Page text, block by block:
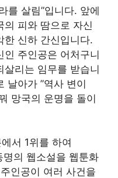
를 살림”입니다. 앞에
의 피와 땀으로 자신
한 신하 간신입니다.
인 주인공은 어처구니
살리는 임무를 받습니
날아가 ”역사 변이
망국의 운명을 돌이
서 1위를 하여
의 웹소설을 웹툰화
인공이 여러 사건을